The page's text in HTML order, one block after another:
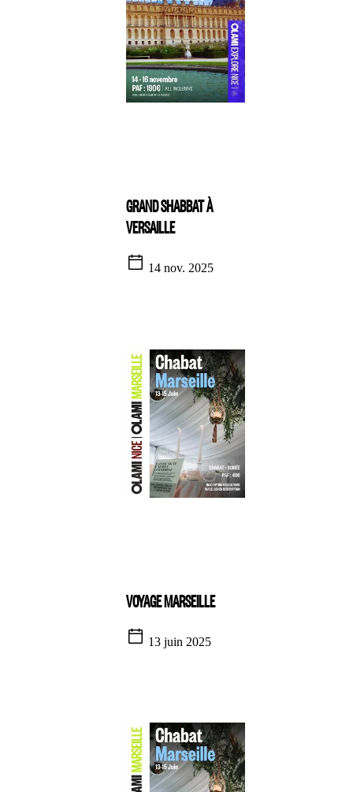
GRAND SHABBAT À
VERSAILLE
14 nov. 2025
VOYAGE MARSEILLE
13 juin 2025